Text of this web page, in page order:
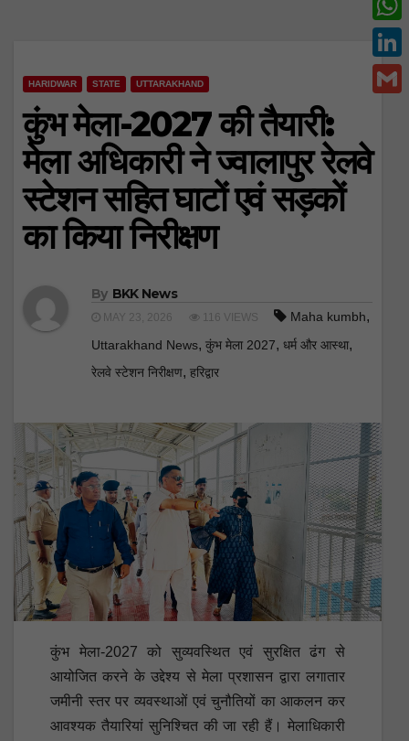
HARIDWAR STATE UTTARAKHAND
कुंभ मेला-2027 की तैयारी:
मेला अधिकारी ने ज्वालापुर रेलवे
स्टेशन सहित घाटों एवं सड़कों
का किया निरीक्षण
By BKK News
MAY 23, 2026 116 VIEWS Maha kumbh,
Uttarakhand News, कुंभ मेला 2027, धर्म और आस्था,
रेलवे स्टेशन निरीक्षण, हरिद्वार
कुंभ मेला-2027 को सुव्यवस्थित एवं सुरक्षित ढंग से
आयोजित करने के उद्देश्य से मेला प्रशासन द्वारा लगातार
जमीनी स्तर पर व्यवस्थाओं एवं चुनौतियों का आकलन कर
आवश्यक तैयारियां सुनिश्चित की जा रही हैं। मेलाधिकारी
c
e
w
i
W
h
a
s
L
k